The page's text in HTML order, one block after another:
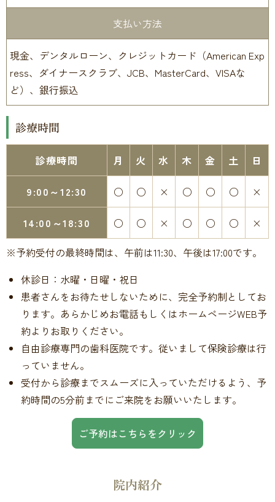
支払い方法
現金、デンタルローン、クレジットカード（American Exp
ress、ダイナースクラブ、JCB、MasterCard、VISAな
ど）、銀行振込
診療時間
診療時間 月 火 水 木 金 土 日
9:00～12:30 ○ ○ × ○ ○ ○ ×
14:00～18:30 ○ ○ × ○ ○ ○
×
※予約受付の最終時間は、午前は11:30、午後は17:00です。
休診日：水曜・日曜・祝日
患者さんをお待たせしないために、完全予約制としてお
ります。あらかじめお電話もしくはホームページWEB予
約よりお取りください。
自由診療専門の歯科医院です。従いまして保険診療は行
っていません。
受付から診療までスムーズに入っていただけるよう、予
約時間の5分前までにご来院をお願いいたします。
ご予約はこちらをクリック
院内紹介